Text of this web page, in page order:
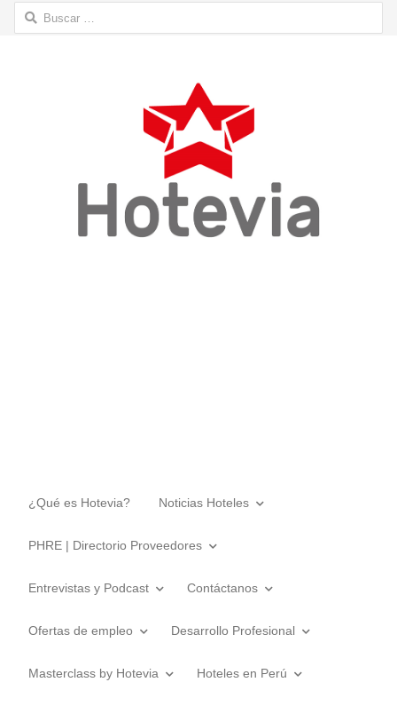
Buscar:
¿Qué es Hotevia? Noticias Hoteles
PHRE | Directorio Proveedores
Entrevistas y Podcast Contáctanos
Ofertas de empleo Desarrollo Profesional
Masterclass by Hotevia Hoteles en Perú